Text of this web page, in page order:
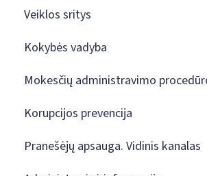
Veiklos sritys
Kokybės vadyba
Mokesčių administravimo
Korupcijos prevencija
Pranešėjų apsauga. Vidinis kanalas